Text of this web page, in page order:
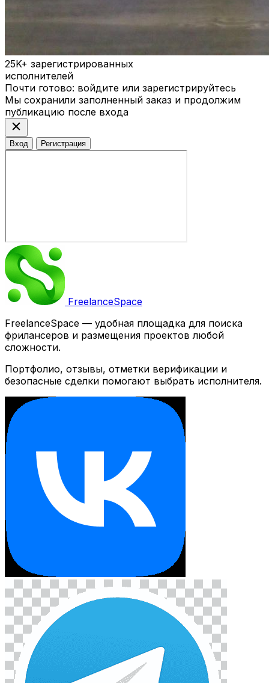
25K+ зарегистрированных
исполнителей
Почти готово: войдите или зарегистрируйтесь
Мы сохранили заполненный заказ и продолжим
публикацию после входа
close
Вход Регистрация
FreelanceSpace
FreelanceSpace — удобная площадка для поиска
фрилансеров и размещения проектов любой
сложности.
Портфолио, отзывы, отметки верификации и
безопасные сделки помогают выбрать исполнителя.